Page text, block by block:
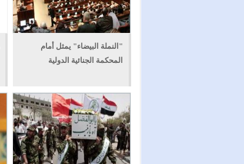
"النملة البيضاء" يمثل أمام
المحكمة الجنائية الدولية